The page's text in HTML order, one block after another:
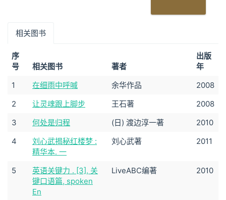
相关图书
序
号
相关图书 著者
出版
年
1
在细雨中呼喊 余华作品
2008
2
让灵魂跟上脚步 王石著
2008
3
何处是归程 (日) 渡边淳一著
2010
4
刘心武揭秘红楼梦 :
精华本. 一
刘心武著 2011
5
英语关键力 . [3], 关
键口语篇, spoken
En
LiveABC编著 2010